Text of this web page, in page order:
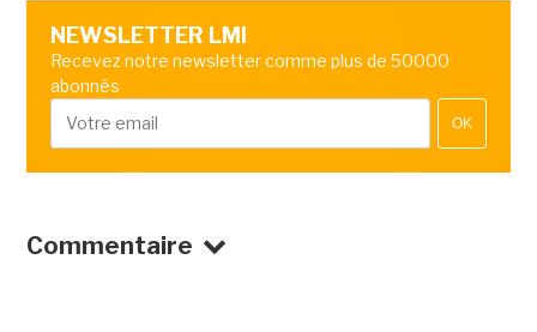
NEWSLETTER LMI
Recevez notre newsletter comme plus de 50000
abonnés
OK
Commentaire